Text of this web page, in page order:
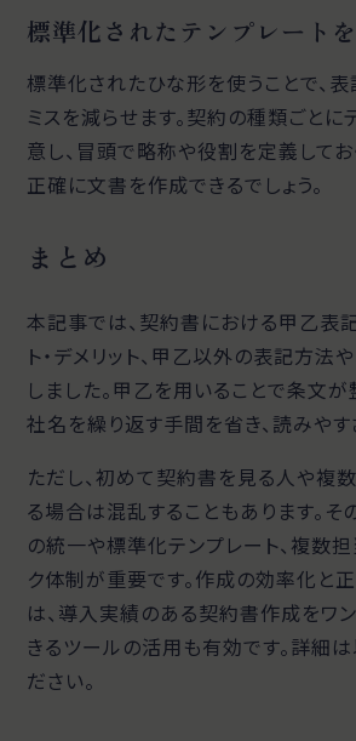
標準化されたテンプレート
標準化されたひな形を使うことで、
ミスを減らせます。契約の種類ごとに
意し、冒頭で略称や役割を定義してお
正確に文書を作成できるでしょう。
まとめ
本記事では、契約書における甲乙表
ト・デメリット、甲乙以外の表記方法
しました。甲乙を用いることで条文
社名を繰り返す手間を省き、読みやす
ただし、初めて契約書を見る人や複
る場合は混乱することもあります。そ
の統一や標準化テンプレート、複数
ク体制が重要です。作成の効率化と
は、導入実績のある契約書作成をワ
きるツールの活用も有効です。詳細
ださい。